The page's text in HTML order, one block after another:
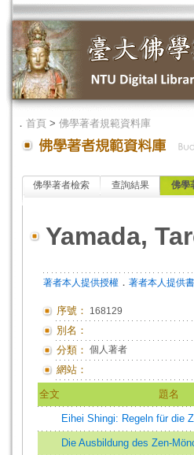
． 首頁> 佛學著者規範資料庫
佛學著者檢索 查詢結果 佛學
Yamada,
著者本人提供授權． 著者本人提供
序號： 168129
別名：
分類： 個人著者
網站：
全文 題名
Eihei Shingi: Regeln für die
Die Ausbildung des Zen-